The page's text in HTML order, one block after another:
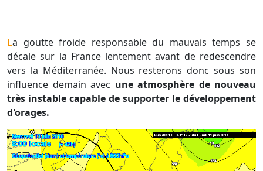
La goutte froide responsable du mauvais temps se
décale sur la France lentement avant de redescendre
vers la Méditerranée. Nous resterons donc sous son
influence demain avec une atmosphère de nouveau
très instable capable de supporter le développement
d'orages.